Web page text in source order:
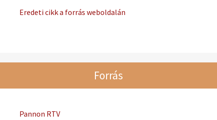
Eredeti cikk a forrás weboldalán
Forrás
Pannon RTV